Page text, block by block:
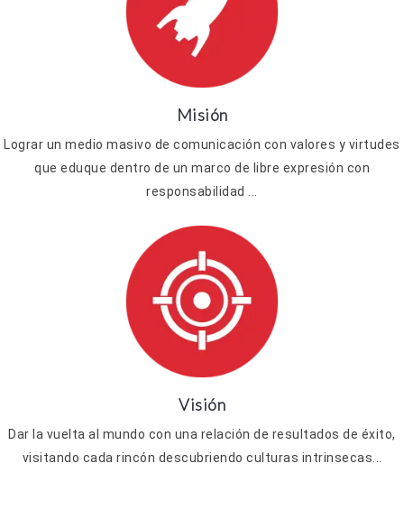
Misión
Lograr un medio masivo de comunicación con valores y virtudes
que eduque dentro de un marco de libre expresión con
responsabilidad ...
Visión
Dar la vuelta al mundo con una relación de resultados de éxito,
visitando cada rincón descubriendo culturas intrinsecas...